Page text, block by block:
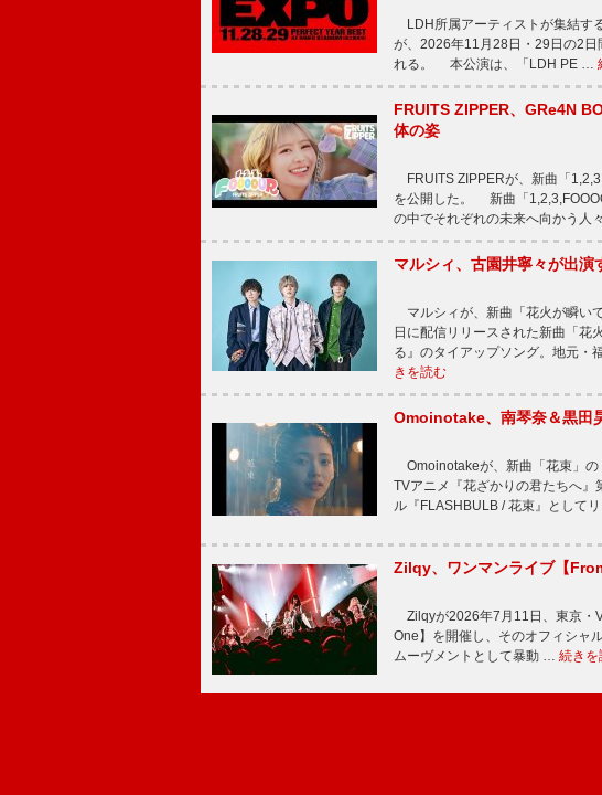
LDH所属アーティストが集結す
が、2026年11月28日・29日の2日
れる。 本公演は、「LDH PE …
FRUITS ZIPPER、GRe4N
体の姿
FRUITS ZIPPERが、新曲「
を公開した。 新曲「
の中でそれぞれの未来へ向かう人
マルシィ、古園井寧々が出
マルシィが、新曲「花火が瞬い
日に配信リリースされた新曲「花
る』のタイアップソング。地元・
きを読む
Omoinotake、南琴奈＆黒田
Omoinotakeが、新曲「花束」
TVアニメ『花ざかりの君たちへ
ル『FLASHBULB / 花束』として
Zilqy、ワンマンライブ【
Zilqyが2026年7月11日、東京・
One】を開催し、そのオフィシ
ムーヴメントとして暴動 … 続きを